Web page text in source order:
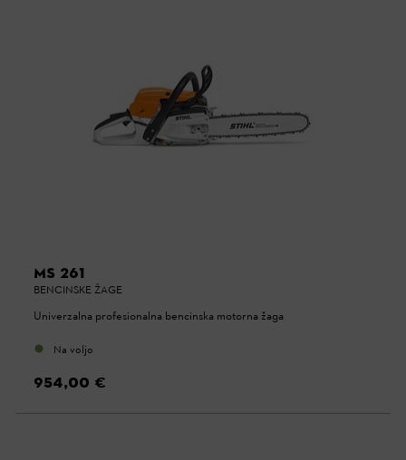
MS 261
BENCINSKE ŽAGE
Univerzalna profesionalna bencinska motorna žaga
Na voljo
954,00 €